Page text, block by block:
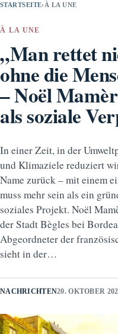
STARTSEITE› À LA UNE
À LA UNE
„Man rettet
ohne die
– Noël
als soziale
In einer Zeit, in der
und Klimaziele reduziert
Name zurück – mit einem
muss mehr sein als ein
soziales Projekt. Noël
der Stadt Bègles bei
Abgeordneter der
sieht in der…
NACHRICHTEN20. OKTOBER